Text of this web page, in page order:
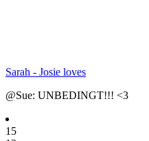
Sarah - Josie loves
@Sue: UNBEDINGT!!! <3
15